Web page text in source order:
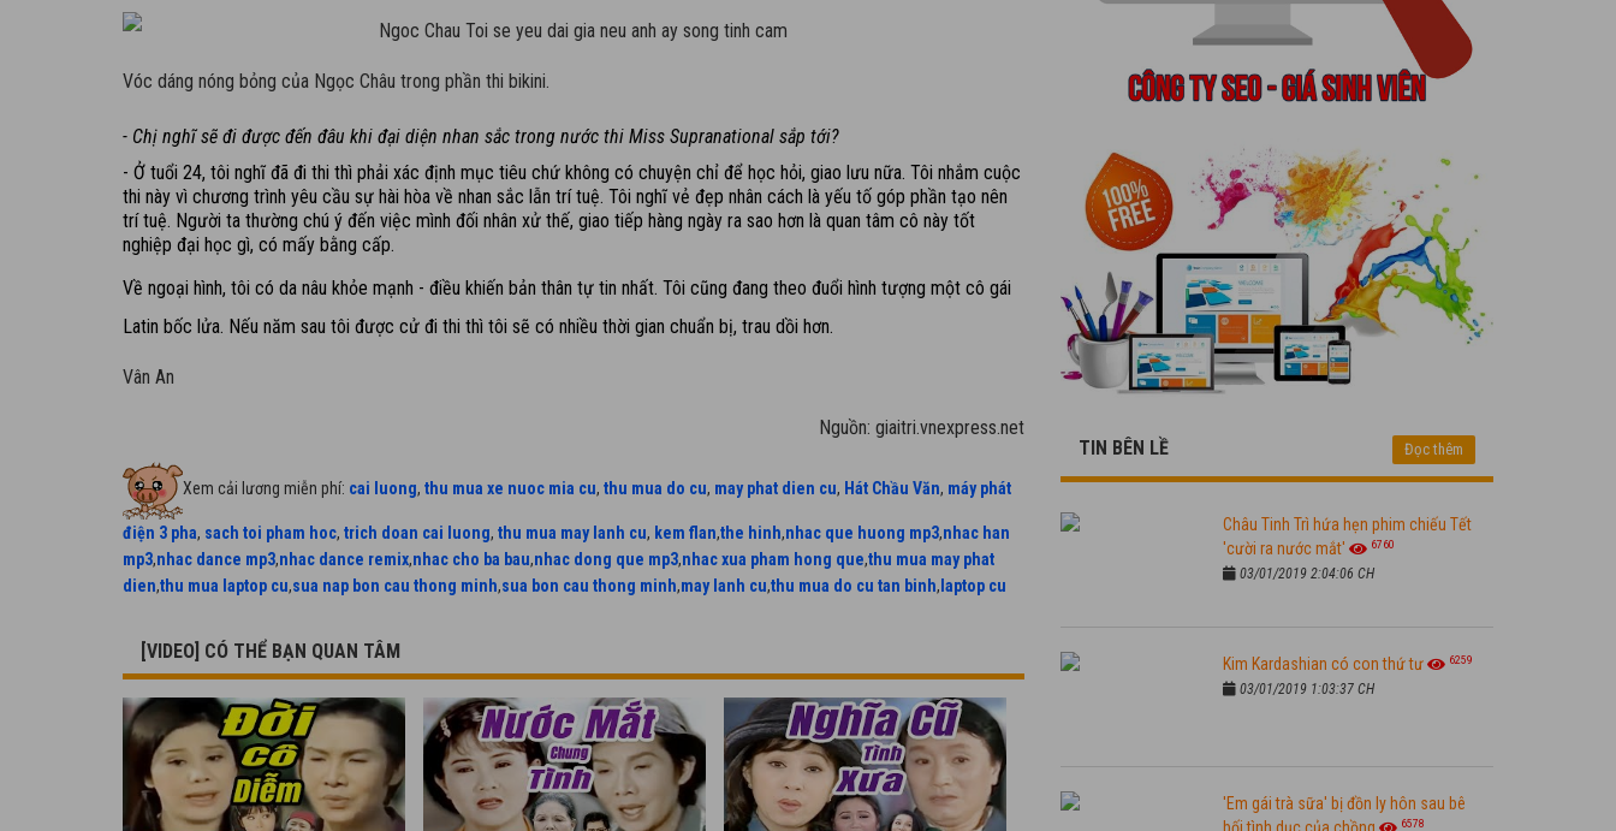
Vóc dáng nóng bỏng của Ngọc Châu trong phần thi bikini.
- Chị nghĩ sẽ đi được đến đâu khi đại diện nhan sắc trong nước thi Miss Supranational sắp tới?
- Ở tuổi 24, tôi nghĩ đã đi thi thì phải xác định mục tiêu chứ không có chuyện chỉ để học hỏi, giao lưu nữa. Tôi nhắm cuộc
thi này vì chương trình yêu cầu sự hài hòa về nhan sắc lẫn trí tuệ. Tôi nghĩ vẻ đẹp nhân cách là yếu tố góp phần tạo nên
trí tuệ. Người ta thường chú ý đến việc mình đối nhân xử thế, giao tiếp hàng ngày ra sao hơn là quan tâm cô này tốt
nghiệp đại học gì, có mấy bằng cấp.
Về ngoại hình, tôi có da nâu khỏe mạnh - điều khiến bản thân tự tin nhất. Tôi cũng đang theo đuổi hình tượng một cô gái
Latin bốc lửa. Nếu năm sau tôi được cử đi thi thì tôi sẽ có nhiều thời gian chuẩn bị, trau dồi hơn.
Vân An
Nguồn: giaitri.vnexpress.net
Xem cải lương miễn phí: cai luong, thu mua xe nuoc mia cu, thu mua do cu, may phat dien cu, Hát Chầu Văn, máy phát
điện 3 pha, sach toi pham hoc, trich doan cai luong, thu mua may lanh cu, kem flan,the hinh,nhac que huong mp3,nhac han
mp3,nhac dance mp3,nhac dance remix,nhac cho ba bau,nhac dong que mp3,nhac xua pham hong que,thu mua may phat
dien,thu mua laptop cu,sua nap bon cau thong minh,sua bon cau thong minh,may lanh cu,thu mua do cu tan binh, laptop cu
[VIDEO] CÓ THỂ BẠN QUAN TÂM
TIN BÊN LỀ Đọc thêm
Châu Tinh Trì hứa hẹn phim chiếu Tết
'cười ra nước mắt'
6760
03/01/2019 2:04:06 CH
Kim Kardashian có con thứ tư 6259
03/01/2019 1:03:37 CH
'Em gái trà sữa' bị đồn ly hôn sau bê
6578